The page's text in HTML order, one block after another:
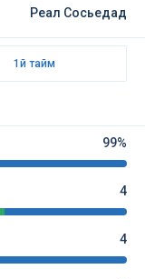
Реал Сосьедад
1й тайм
99%
4
4